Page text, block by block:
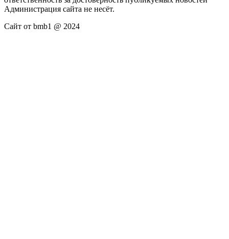
Администрация сайта не несёт.
Сайт от bmb1 @ 2024